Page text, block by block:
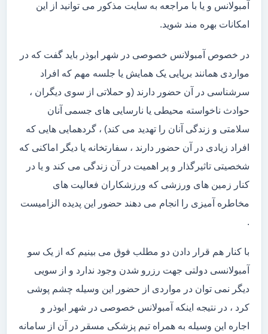
آمبولانس و یا با مراجعه به سایت مذکور می توانید از این
امکانات بهره مند شوید.
در خصوص آمبولانس خصوصی در شهر ابوذر باید گفت که در
مواردی همانند برپایی یک همایش یا جلسه مهم که افراد
سرشناسی در آن حضور دارند (و حملاتی از سوی دیگران ،
حوادث ناخواسته محیطی یا نارسایی های جسمی آنان
سلامتی و زندگی آنان را تهدید می کند) ، گردهمایی هایی که
افراد زیادی در آن حضور دارند ، سفارتخانه یا دیگر اماکنی که
شخصیتی تاثیرگذار و پر اهمیت در آن زندگی می کند و یا در
کنار زمین های ورزشی که ورزشکاران فعالیت های
مخاطره آمیزی را انجام می دهند حضور این پدیده الزامیست
.
با کنار هم قرار دادن دو مطلب فوق می بینیم که از یک سو
آمبولانسی دولتی جهت رزرو شدن وجود ندارد و از سویی
دیگر نمی توان در مواردی از حضور این وسیله چشم پوشی
کرد ، در نتیجه اینکه آمبولانس خصوصی در شهر ابوذر و
اجاره این وسیله به همراه تیم پزشکی مسقر در آن از سامانه